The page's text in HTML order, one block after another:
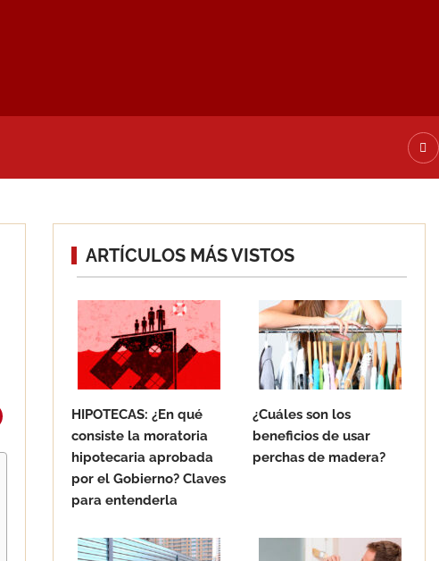
ARTÍCULOS MÁS VISTOS
HIPOTECAS: ¿En qué
consiste la moratoria
hipotecaria aprobada
por el Gobierno? Claves
para entenderla
¿Cuáles son los
beneficios de usar
perchas de madera?